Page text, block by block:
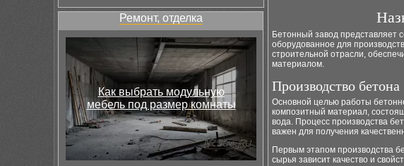
Ремонт, отделка
Как выбрать модульную
мебель под размер комнаты
Бетонный завод представляет
оборудованное для
строительной отрасли,
материалом.
Производство бетона
Основной целью работы
композитный материал,
вода. Процесс производства
важен для получения
Первым этапом производства
сырья зависит качество и